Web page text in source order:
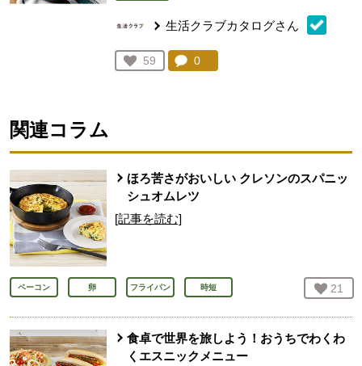
生活クラブカタログさん
お気に入り登録：
59
人が登録
コメント：
0
関連コラム
ほろ苦さがおいしい クレソンのスパニッ
シュオムレツ
[記事を読む]
ベーコン 卵 フライパン 時短 お気
21
食卓で世界を旅しよう！おうちでわくわ
くエスニックメニュー